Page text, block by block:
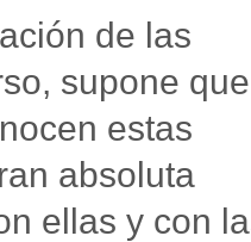
de las
supone que
estas
absoluta
ellas y con